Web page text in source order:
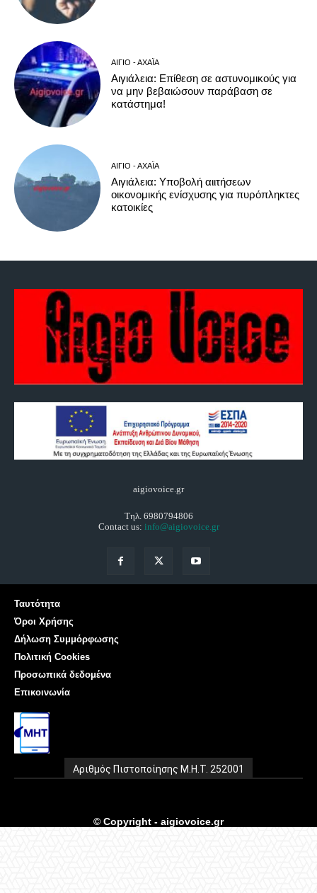
ΑΊΓΙΟ - ΑΧΑΪ́Α
Αιγιάλεια: Επίθεση σε αστυνομικούς για
να μην βεβαιώσουν παράβαση σε
κατάστημα!
ΑΊΓΙΟ - ΑΧΑΪ́Α
Αιγιάλεια: Υποβολή αιιτήσεων
οικονομικής ενίσχυσης για πυρόπληκτες
κατοικίες
aigiovoice.gr
Τηλ. 6980794806
Contact us: info@aigiovoice.gr
Ταυτότητα
Όροι Χρήσης
Δήλωση Συμμόρφωσης
Πολιτική Cookies
Προσωπικά δεδομένα
Επικοινωνία
Αριθμός Πιστοποίησης Μ.Η.Τ. 252001
© Copyright - aigiovoice.gr